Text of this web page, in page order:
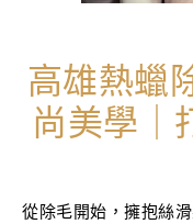
高雄熱蠟
尚美學｜
從除毛開始，擁抱絲滑柔嫩的每一天 現代人對肌膚美感的要